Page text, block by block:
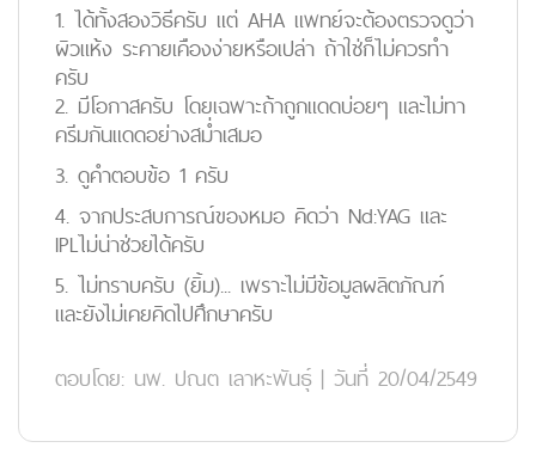
1. ได้ทั้งสองวิธีครับ แต่ AHA แพทย์จะต้องตรวจดูว่า
ผิวแห้ง ระคายเคืองง่ายหรือเปล่า ถ้าใช่ก็ไม่ควรทำ
ครับ
2. มีโอกาสครับ โดยเฉพาะถ้าถูกแดดบ่อยๆ และไม่ทา
ครีมกันแดดอย่างสม่ำเสมอ
3. ดูคำตอบข้อ 1 ครับ
4. จากประสบการณ์ของหมอ คิดว่า Nd:YAG และ
IPLไม่น่าช่วยได้ครับ
5. ไม่ทราบครับ (ยิ้ม)... เพราะไม่มีข้อมูลผลิตภัณฑ์
และยังไม่เคยคิดไปศึกษาครับ
ตอบโดย: นพ. ปณต เลาหะพันธุ์ | วันที่ 20/04/2549